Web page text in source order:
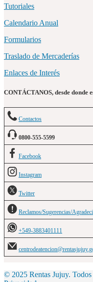
Tutoriales
Calendario Anual
Formularios
Traslado de Mercaderías
Enlaces de Interés
CONTÁCTANOS, desde donde
Contactos
0800-555-5599
Facebook
Instagram
Twitter
Reclamos/Sugerencias/
+549-3883401111
© 2025 Rentas Jujuy. Todos